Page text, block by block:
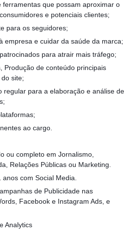
ferramentas que possam aproximar o
e potenciais clientes;
para os seguidores;
empresa e cuidar da saúde da marca;
para atrair mais tráfego;
Produção de conteúdo principais
site;
regular para a elaboração e análise de
ao cargo.
ou completo em Jornalismo,
Relações Públicas ou Marketing.
com Social Media.
de Publicidade nas
Facebook e Instagram Ads, e
Analytics